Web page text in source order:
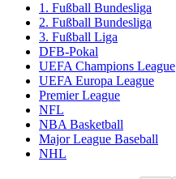
1. Fußball Bundesliga
2. Fußball Bundesliga
3. Fußball Liga
DFB-Pokal
UEFA Champions League
UEFA Europa League
Premier League
NFL
NBA Basketball
Major League Baseball
NHL